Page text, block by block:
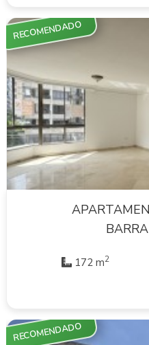
RECOMENDADO
172 m2
RECOMENDADO